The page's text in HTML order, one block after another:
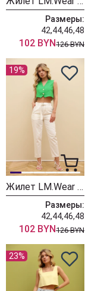
Размеры:
42,44,46,48
102 BYN126 BYN
19%
Жилет LM.Wear ТК 2005
Размеры:
42,44,46,48
102 BYN126 BYN
23%